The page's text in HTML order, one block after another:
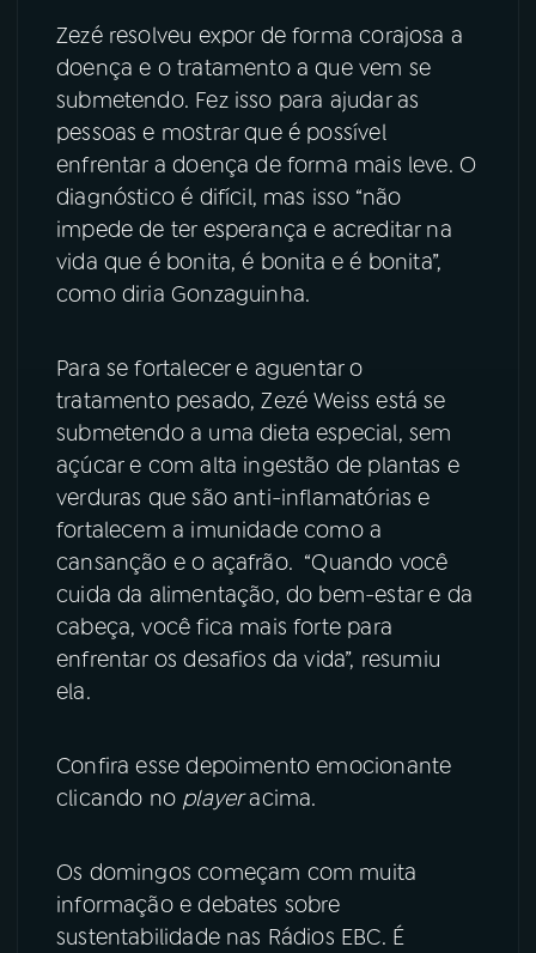
07ÚLTIMAS
FESTIVAL DE MÚSICA
ACOMPANHE A RÁDIO NACIONAL
YouTube Facebook
TikTok
Zezé resolveu expor de forma corajosa a
doença e o tratamento a que vem se
submetendo. Fez isso para ajudar as
pessoas e mostrar que é possível
enfrentar a doença de forma mais leve. O
diagnóstico é difícil, mas isso “não
impede de ter esperança e acreditar na
vida que é bonita, é bonita e é bonita”,
como diria Gonzaguinha.
Para se fortalecer e aguentar o
tratamento pesado, Zezé Weiss está se
submetendo a uma dieta especial, sem
açúcar e com alta ingestão de plantas e
verduras que são anti-inflamatórias e
fortalecem a imunidade como a
cansanção e o açafrão. “Quando você
cuida da alimentação, do bem-estar e da
cabeça, você fica mais forte para
enfrentar os desafios da vida”, resumiu
ela.
Confira esse depoimento emocionante
clicando no playeracima.
Os domingos começam com muita
informação e debates sobre
sustentabilidade nas Rádios EBC. É